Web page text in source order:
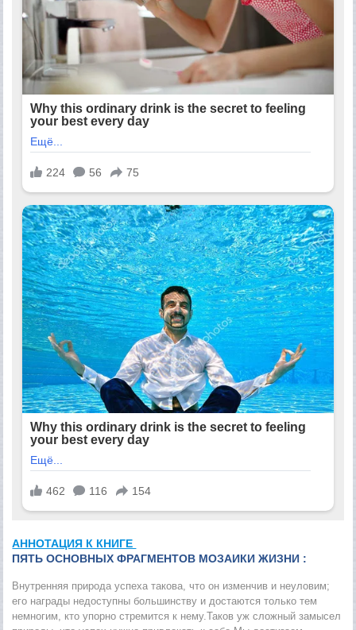
АННОТАЦИЯ К КНИГЕ
ПЯТЬ ОСНОВНЫХ ФРАГМЕНТОВ МОЗАИКИ ЖИЗНИ :
Внутренняя природа успеха такова, что он изменчив и неуловим;
его награды недоступны большинству и достаются только тем
немногим, кто упорно стремится к нему.Таков уж сложный замысел